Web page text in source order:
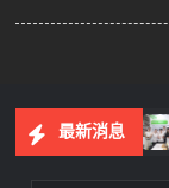
最新消息
佳績 從